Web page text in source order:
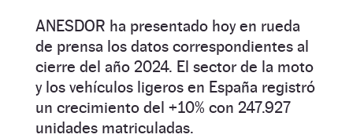
ANESDOR ha presentado hoy en rueda
de prensa los datos correspondientes al
cierre del año 2024. El sector de la moto
y los vehículos ligeros en España registró
un crecimiento del +10% con 247.927
unidades matriculadas.